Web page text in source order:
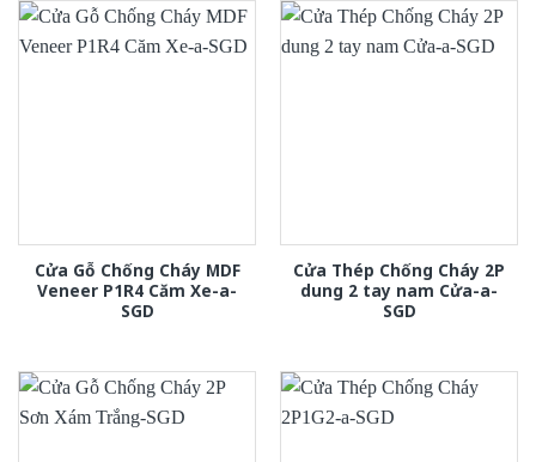
Cửa Gỗ Chống Cháy MDF
Veneer P1R4 Căm Xe-a-
SGD
Cửa Thép Chống Cháy 2P
dung 2 tay nam Cửa-a-
SGD